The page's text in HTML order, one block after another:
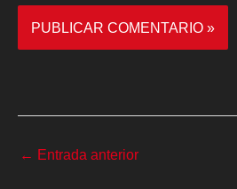
← Entrada anterior